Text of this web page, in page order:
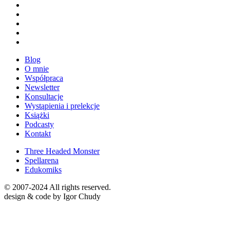
Blog
O mnie
Współpraca
Newsletter
Konsultacje
Wystąpienia i prelekcje
Książki
Podcasty
Kontakt
Three Headed Monster
Spellarena
Edukomiks
© 2007-2024 All rights reserved.
design & code by Igor Chudy